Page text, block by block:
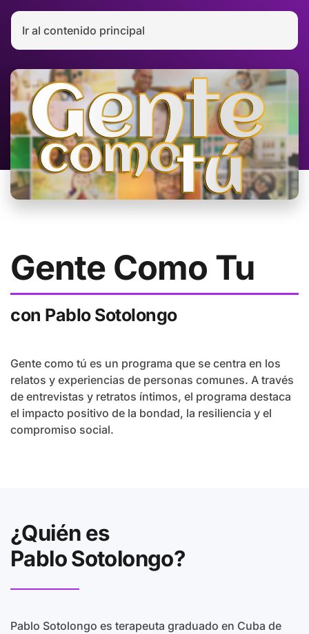
Ir al contenido principal
Gente Como Tu
con Pablo Sotolongo
Gente como tú es un programa que se centra en los
relatos y experiencias de personas comunes. A través
de entrevistas y retratos íntimos, el programa destaca
el impacto positivo de la bondad, la resiliencia y el
compromiso social.
¿Quién es
Pablo Sotolongo?
Pablo Sotolongo es terapeuta graduado en Cuba de